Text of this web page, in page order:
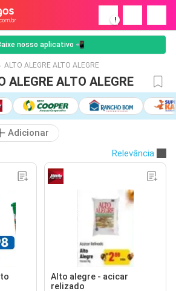
!
nosso aplicativo 📲
ALTO ALEGRE ALTO ALEGRE
ALTO ALEGRE
Adicionar
Relevância
Alto alegre - acicar
relizado